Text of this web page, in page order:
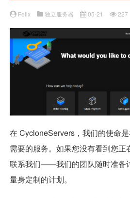
Felix 独立服务器 05-21 227
在 CycloneServers，我们的使命
需要的服务。如果您没有看到您正
联系我们——我们的团队随时准备
量身定制的计划。